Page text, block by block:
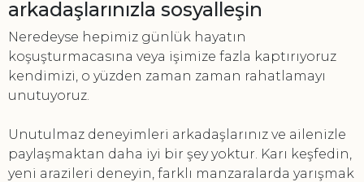
arkadaşlarınızla sosyalleşin
Neredeyse hepimiz günlük hayatın
koşuşturmacasına veya işimize fazla kaptırıyoruz
kendimizi, o yüzden zaman zaman rahatlamayı
unutuyoruz.
Unutulmaz deneyimleri arkadaşlarınız ve ailenizle
paylaşmaktan daha iyi bir şey yoktur. Karı keşfedin,
yeni arazileri deneyin, farklı manzaralarda yarışmak